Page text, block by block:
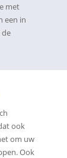
met
een in
de
ook
om uw
Ook